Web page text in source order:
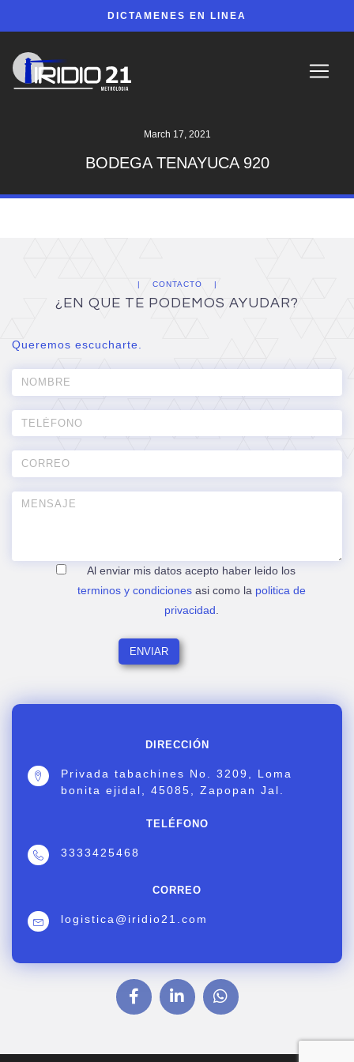
DICTAMENES EN LINEA
March 17, 2021
BODEGA TENAYUCA 920
DIRECCIÓN
Privada tabachines No. 3209, Loma
bonita ejidal, 45085, Zapopan Jal.
TELÉFONO
3333425468
CORREO
logistica@iridio21.com
CONTACTO
¿EN QUE TE PODEMOS AYUDAR?
Queremos escucharte.
Al enviar mis datos acepto haber leido los
terminos y condicionesasi como la politica de
privacidad